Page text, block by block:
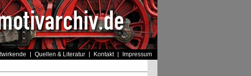
Quellen & Literatur Kontakt Impressum